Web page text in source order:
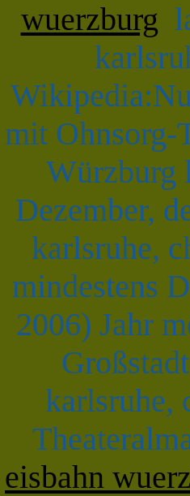
wuerzburg
mit Ohnsorg-
Würzburg
Dezember,
karlsruhe,
mindestens
2006) Jahr
karlsruhe,
eisbahn